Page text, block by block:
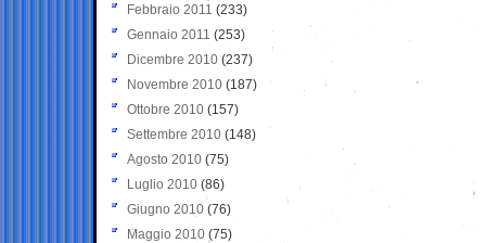
Febbraio 2011 (233)
Gennaio 2011 (253)
Dicembre 2010 (237)
Novembre 2010 (187)
Ottobre 2010 (157)
Settembre 2010 (148)
Agosto 2010 (75)
Luglio 2010 (86)
Giugno 2010 (76)
Maggio 2010 (75)